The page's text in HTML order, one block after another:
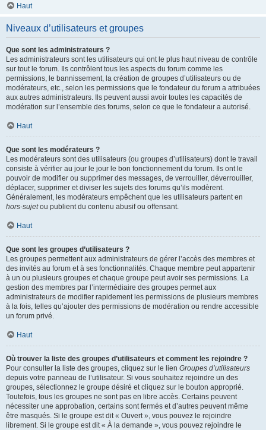
Haut
Niveaux d’utilisateurs et groupes
Que sont les administrateurs ?
Les administrateurs sont les utilisateurs qui ont le plus haut niveau de contrôle
sur tout le forum. Ils contrôlent tous les aspects du forum comme les
permissions, le bannissement, la création de groupes d’utilisateurs ou de
modérateurs, etc., selon les permissions que le fondateur du forum a attribuées
aux autres administrateurs. Ils peuvent aussi avoir toutes les capacités de
modération sur l’ensemble des forums, selon ce que le fondateur a autorisé.
Haut
Que sont les modérateurs ?
Les modérateurs sont des utilisateurs (ou groupes d’utilisateurs) dont le travail
consiste à vérifier au jour le jour le bon fonctionnement du forum. Ils ont le
pouvoir de modifier ou supprimer des messages, de verrouiller, déverrouiller,
déplacer, supprimer et diviser les sujets des forums qu’ils modèrent.
Généralement, les modérateurs empêchent que les utilisateurs partent en
hors-sujetou publient du contenu abusif ou offensant.
Haut
Que sont les groupes d’utilisateurs ?
Les groupes permettent aux administrateurs de gérer l’accès des membres et
des invités au forum et à ses fonctionnalités. Chaque membre peut appartenir
à un ou plusieurs groupes et chaque groupe peut avoir ses permissions. La
gestion des membres par l’intermédiaire des groupes permet aux
administrateurs de modifier rapidement les permissions de plusieurs membres
à la fois, telles qu’ajouter des permissions de modération ou rendre accessible
un forum privé.
Haut
Où trouver la liste des groupes d’utilisateurs et comment les rejoindre ?
Pour consulter la liste des groupes, cliquez sur le lien Groupes d’utilisateurs
depuis votre panneau de l’utilisateur. Si vous souhaitez rejoindre un des
groupes, sélectionnez le groupe désiré et cliquez sur le bouton approprié.
Toutefois, tous les groupes ne sont pas en libre accès. Certains peuvent
nécessiter une approbation, certains sont fermés et d’autres peuvent même
être masqués. Si le groupe est dit « Ouvert », vous pouvez le rejoindre
librement. Si le groupe est dit « À la demande », vous pouvez rejoindre le